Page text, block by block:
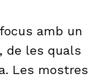
amb un
de les quals
Les mostres